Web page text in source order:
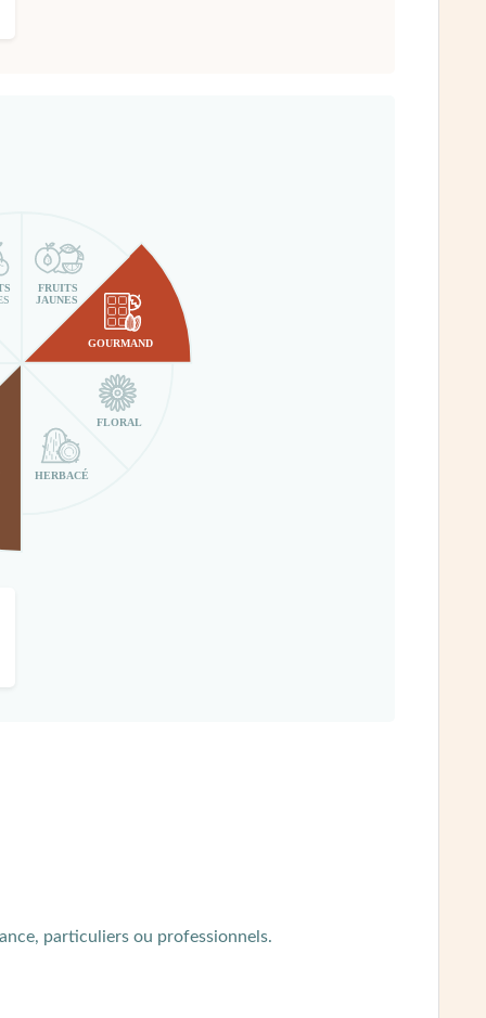
HERBACÉ
FLORAL
GOURMAND
FRUITS
JAUNES
particuliers ou professionnels.